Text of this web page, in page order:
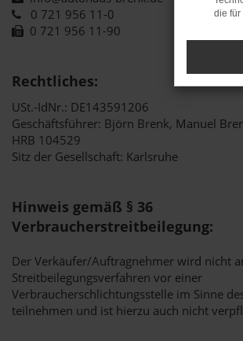
0 721 956 11-0
0 721 956 11-90
Rechtliches:
USt.-IdNr.: DE143591206
Geschäftsführer: Björn Brenk, Manuel
HRB 104529
Sitz der Gesellschaft: Karlsruhe
Hinweis gemäß § 36
Verbraucherstreitbeilegung:
Der Verkäufer/Auftragnehmer wird nicht
Streitbeilegungsverfahren vor einer
Verbraucherschlichtungsstelle im Sinne
teilnehmen und ist hierzu auch nicht
die für